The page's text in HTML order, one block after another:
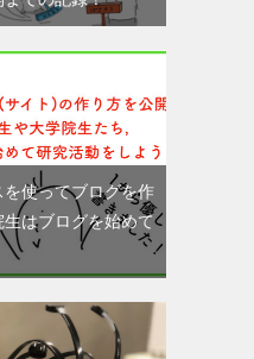
使ってブログを作
はブログを始めて